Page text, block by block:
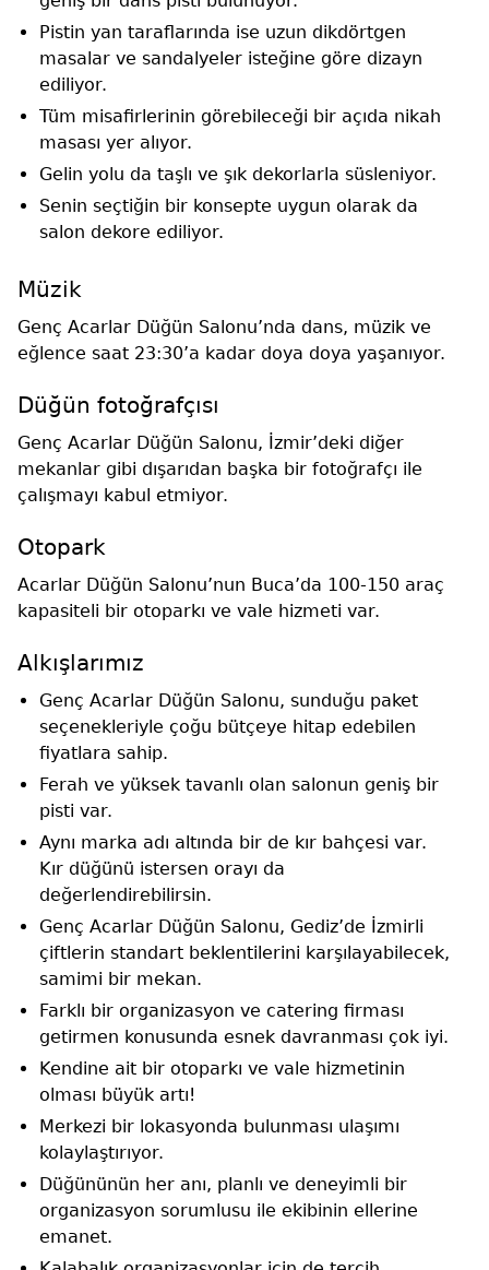
Pistin yan taraflarında ise uzun dikdörtgen
masalar ve sandalyeler isteğine göre dizayn
ediliyor.
Tüm misafirlerinin görebileceği bir açıda nikah
masası yer alıyor.
Gelin yolu da taşlı ve şık dekorlarla süsleniyor.
Senin seçtiğin bir konsepte uygun olarak da
salon dekore ediliyor.
Müzik
Genç Acarlar Düğün Salonu’nda dans, müzik ve
eğlence saat 23:30’a kadar doya doya yaşanıyor.
Düğün fotoğrafçısı
Genç Acarlar Düğün Salonu, İzmir’deki diğer
mekanlar gibi dışarıdan başka bir fotoğrafçı ile
çalışmayı kabul etmiyor.
Otopark
Acarlar Düğün Salonu’nun Buca’da 100-150 araç
kapasiteli bir otoparkı ve vale hizmeti var.
Alkışlarımız
Genç Acarlar Düğün Salonu, sunduğu paket
seçenekleriyle çoğu bütçeye hitap edebilen
fiyatlara sahip.
Ferah ve yüksek tavanlı olan salonun geniş bir
pisti var.
Aynı marka adı altında bir de kır bahçesi var.
Kır düğünü istersen orayı da
değerlendirebilirsin.
Genç Acarlar Düğün Salonu, Gediz’de İzmirli
çiftlerin standart beklentilerini karşılayabilecek,
samimi bir mekan.
Farklı bir organizasyon ve catering firması
getirmen konusunda esnek davranması çok iyi.
Kendine ait bir otoparkı ve vale hizmetinin
olması büyük artı!
Merkezi bir lokasyonda bulunması ulaşımı
kolaylaştırıyor.
Düğününün her anı, planlı ve deneyimli bir
organizasyon sorumlusu ile ekibinin ellerine
emanet.